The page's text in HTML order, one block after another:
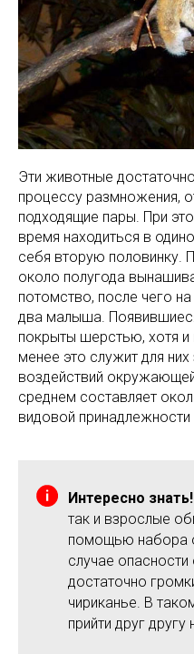
Эти животные
процессу размножения,
подходящие пары. При
время находиться в
себя вторую половинку.
около полугода
потомство, после чего
два малыша.
покрыты шерстью, хотя и
менее это служит для
воздействий
среднем составляет
видовой
Интересно знать!
так и взрослые
помощью набора
случае
достаточно
чириканье. В
прийти друг